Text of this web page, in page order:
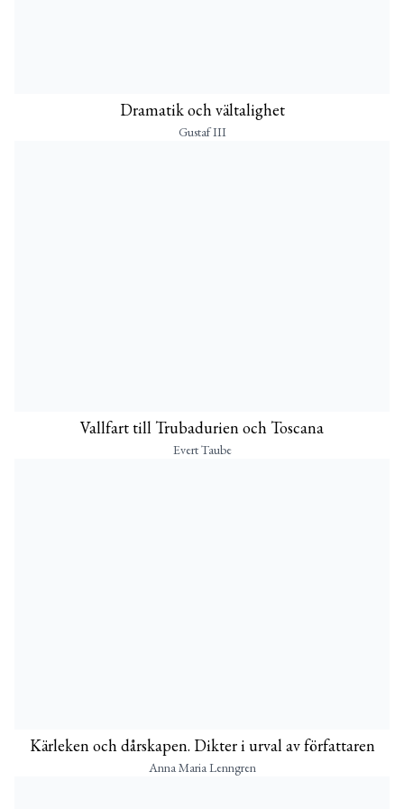
Dramatik och vältalighet
Gustaf III
Vallfart till Trubadurien och Toscana
Evert Taube
Kärleken och dårskapen. Dikter i urval av författaren
Anna Maria Lenngren